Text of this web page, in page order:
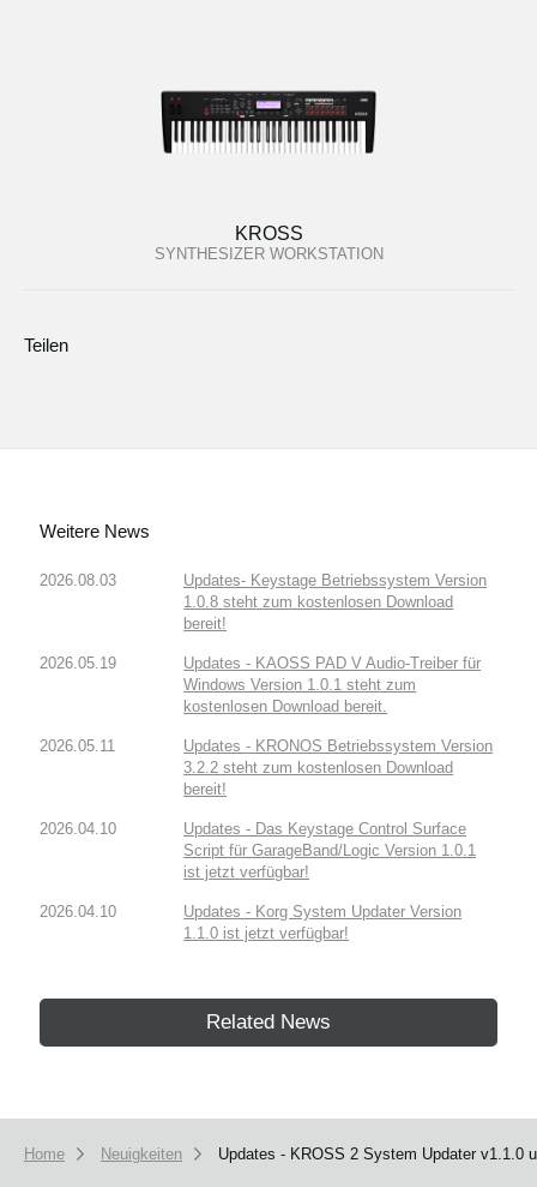
KROSS
SYNTHESIZER WORKSTATION
Teilen
Weitere News
2026.08.03
Updates- Keystage Betriebssystem Version
1.0.8 steht zum kostenlosen Download
bereit!
2026.05.19
Updates - KAOSS PAD V Audio-Treiber für
Windows Version 1.0.1 steht zum
kostenlosen Download bereit.
2026.05.11
Updates - KRONOS Betriebssystem Version
3.2.2 steht zum kostenlosen Download
bereit!
2026.04.10
Updates - Das Keystage Control Surface
Script für GarageBand/Logic Version 1.0.1
ist jetzt verfügbar!
2026.04.10
Updates - Korg System Updater Version
1.1.0 ist jetzt verfügbar!
Related News
Home Neuigkeiten Updates - KROSS 2 System Updater v1.1.0